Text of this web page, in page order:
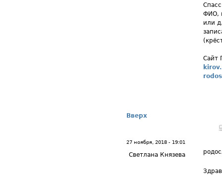
ФИО,
или
Сайт
Вверх
27 ноября, 2018 - 19:01
Светлана Князева